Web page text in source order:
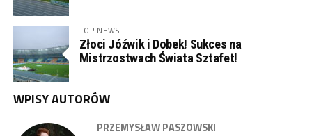
TOP NEWS
Złoci Jóźwik i Dobek! Sukces na
Mistrzostwach Świata Sztafet!
WPISY AUTORÓW
PRZEMYSŁAW PASZOWSKI